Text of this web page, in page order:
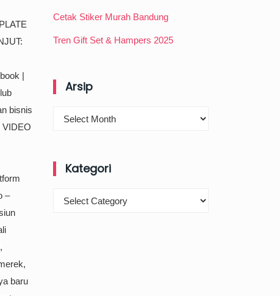
|
bisnis
VIDEO
–
baru
Cetak Stiker Murah Bandung
Tren Gift Set & Hampers 2025
Arsip
Arsip
Kategori
Kategori